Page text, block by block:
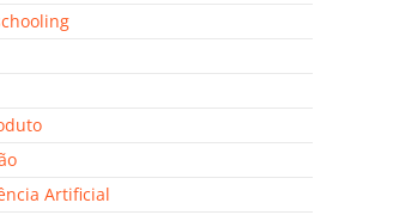
Artificial